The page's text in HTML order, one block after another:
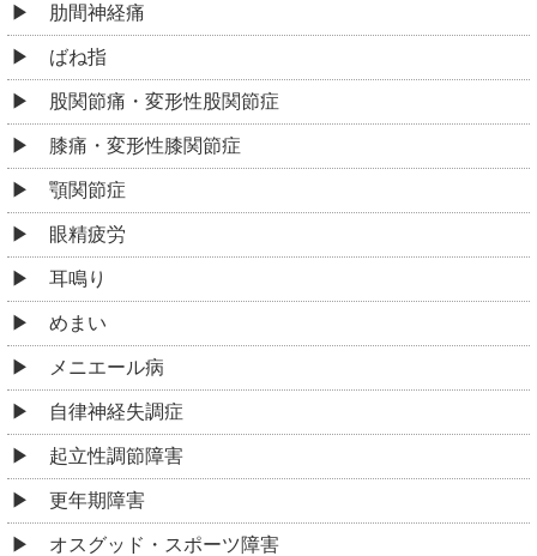
肋間神経痛
ばね指
股関節痛・変形性股関節症
膝痛・変形性膝関節症
顎関節症
眼精疲労
耳鳴り
めまい
メニエール病
自律神経失調症
起立性調節障害
更年期障害
オスグッド・スポーツ障害